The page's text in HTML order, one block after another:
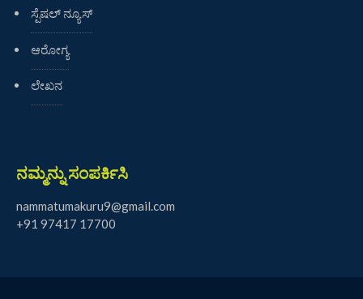
ಸ್ಪೆಷಲ್ ನ್ಯೂಸ್
ಆರೋಗ್ಯ
ಲೇಖನ
ನಮ್ಮನ್ನು ಸಂಪರ್ಕಿಸಿ
nammatumakuru9@gmail.com
+91 97417 17700